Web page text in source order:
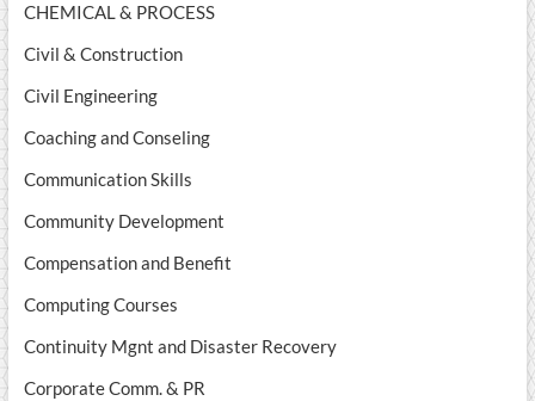
CHEMICAL & PROCESS
Civil & Construction
Civil Engineering
Coaching and Conseling
Communication Skills
Community Development
Compensation and Benefit
Computing Courses
Continuity Mgnt and Disaster Recovery
Corporate Comm. & PR